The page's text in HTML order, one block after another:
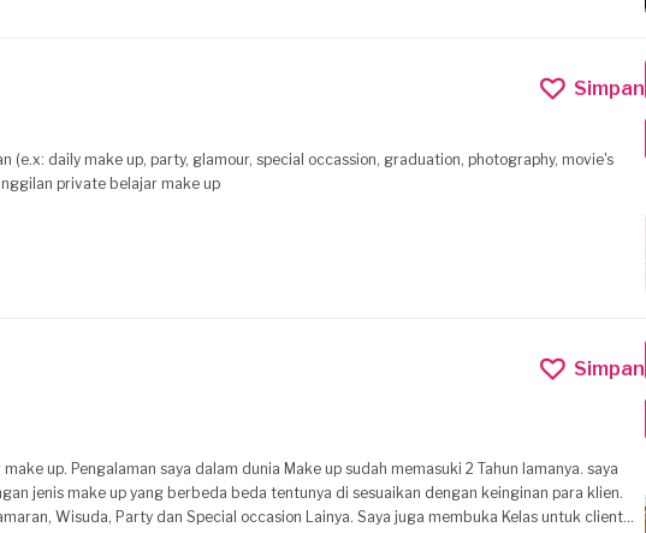
Simpan
daily make up, party, glamour, special occassion, graduation, photography, movie's
private belajar make up
Simpan
up. Pengalaman saya dalam dunia Make up sudah memasuki 2 Tahun lamanya. saya
jenis make up yang berbeda beda tentunya di sesuaikan dengan keinginan para klien.
Wisuda, Party dan Special occasion Lainya. Saya juga membuka Kelas untuk client